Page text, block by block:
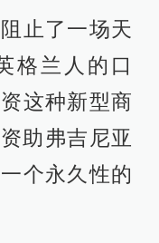
止了一场天
格兰人的口
这种新型商
助弗吉尼亚
个永久性的